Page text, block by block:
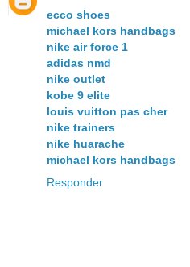
ecco shoes
michael kors handbags
nike air force 1
adidas nmd
nike outlet
kobe 9 elite
louis vuitton pas cher
nike trainers
nike huarache
michael kors handbags
Responder